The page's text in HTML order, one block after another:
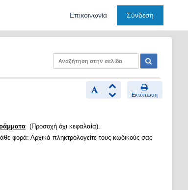
Επικοινωνία Σύνδεση
Εκτύπωση
(Προσοχή όχι κεφαλαία).
φορά: Αρχικά πληκτρολογείτε τους κωδικούς σας